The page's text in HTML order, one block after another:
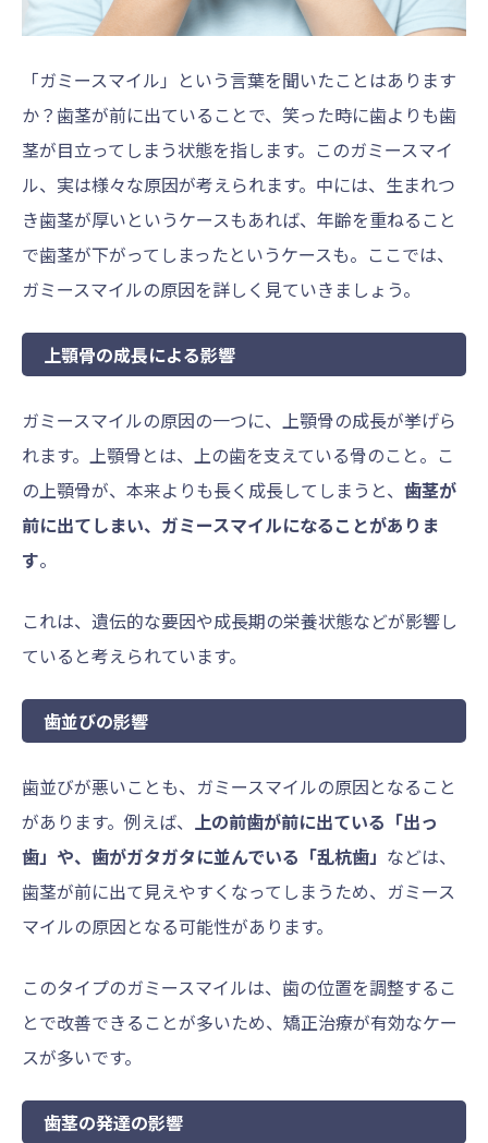
「ガミースマイル」という言葉を聞いたことはあります
か？歯茎が前に出ていることで、笑った時に歯よりも歯
茎が目立ってしまう状態を指します。このガミースマイ
ル、実は様々な原因が考えられます。中には、生まれつ
き歯茎が厚いというケースもあれば、年齢を重ねること
で歯茎が下がってしまったというケースも。ここでは、
ガミースマイルの原因を詳しく見ていきましょう。
上顎骨の成長による影響
ガミースマイルの原因の一つに、上顎骨の成長が挙げら
れます。上顎骨とは、上の歯を支えている骨のこと。こ
の上顎骨が、本来よりも長く成長してしまうと、 歯茎が
前に出てしまい、ガミースマイルになることがありま
す。
これは、遺伝的な要因や成長期の栄養状態などが影響し
ていると考えられています。
歯並びの影響
歯並びが悪いことも、ガミースマイルの原因となること
があります。例えば、 上の前歯が前に出ている「出っ
歯」や、歯がガタガタに並んでいる「乱杭歯」 などは、
歯茎が前に出て見えやすくなってしまうため、ガミース
マイルの原因となる可能性があります。
このタイプのガミースマイルは、歯の位置を調整するこ
とで改善できることが多いため、矯正治療が有効なケー
スが多いです。
歯茎の発達の影響